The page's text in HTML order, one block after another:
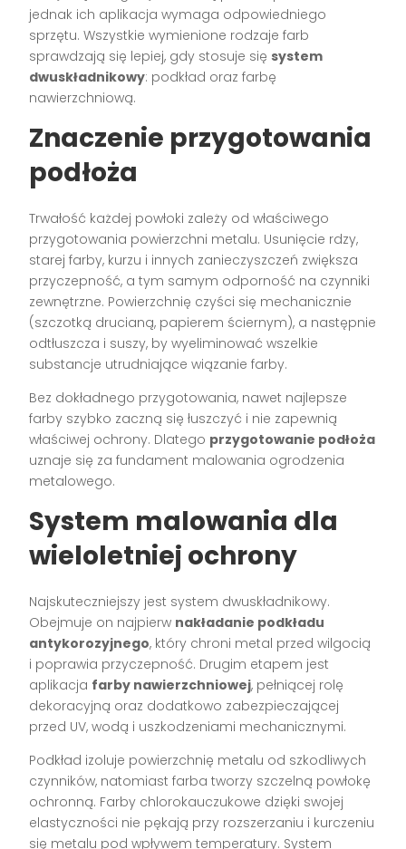
jednak ich aplikacja wymaga odpowiedniego
sprzętu. Wszystkie wymienione rodzaje farb
sprawdzają się lepiej, gdy stosuje się system
dwuskładnikowy: podkład oraz farbę
nawierzchniową.
Znaczenie przygotowania
podłoża
Trwałość każdej powłoki zależy od właściwego
przygotowania powierzchni metalu. Usunięcie rdzy,
starej farby, kurzu i innych zanieczyszczeń zwiększa
przyczepność, a tym samym odporność na czynniki
zewnętrzne. Powierzchnię czyści się mechanicznie
(szczotką drucianą, papierem ściernym), a następnie
odtłuszcza i suszy, by wyeliminować wszelkie
substancje utrudniające wiązanie farby.
Bez dokładnego przygotowania, nawet najlepsze
farby szybko zaczną się łuszczyć i nie zapewnią
właściwej ochrony. Dlatego przygotowanie podłoża
uznaje się za fundament malowania ogrodzenia
metalowego.
System malowania dla
wieloletniej ochrony
Najskuteczniejszy jest system dwuskładnikowy.
Obejmuje on najpierw nakładanie podkładu
antykorozyjnego, który chroni metal przed wilgocią
i poprawia przyczepność. Drugim etapem jest
aplikacja farby nawierzchniowej, pełniącej rolę
dekoracyjną oraz dodatkowo zabezpieczającej
przed UV, wodą i uszkodzeniami mechanicznymi.
Podkład izoluje powierzchnię metalu od szkodliwych
czynników, natomiast farba tworzy szczelną powłokę
ochronną. Farby chlorokauczukowe dzięki swojej
elastyczności nie pękają przy rozszerzaniu i kurczeniu
się metalu pod wpływem temperatury. System